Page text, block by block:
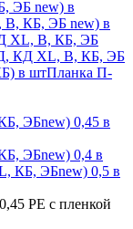
ЭБ new) в
В, КБ, ЭБ new) в
XL, В, КБ, ЭБ
КД XL, В, КБ, ЭБ
в штПланка П-
ЭБnew) 0,45 в
ЭБnew) 0,4 в
КБ, ЭБnew) 0,5 в
PE с пленкой